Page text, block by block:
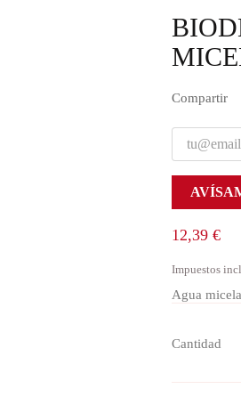
Compartir
12,39 €
Impuestos
Agua
Cantidad